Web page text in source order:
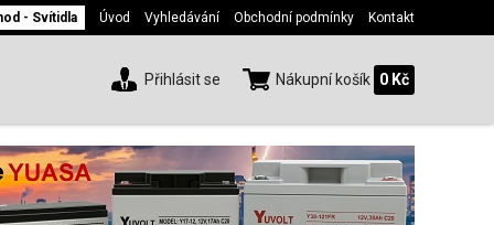
- Svítidla Úvod Vyhledávání Obchodní podmínky Kontakt
Přihlásit se Nákupní košík 0 Kč